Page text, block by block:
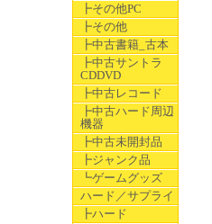
┣その他PC
┣その他
┣中古書籍_古本
┣中古サントラ
CDDVD
┣中古レコード
┣中古ハード周辺
機器
┣中古未開封品
┣ジャンク品
┗ゲームグッズ
ハード／サプライ
┣ハード